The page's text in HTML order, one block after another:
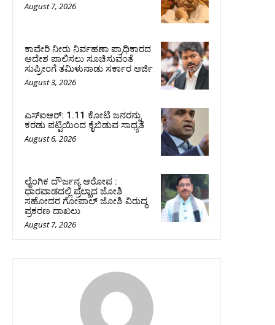
August 7, 2026
ಕಾವೇರಿ ನೀರು ನಿರ್ವಹಣಾ ಪ್ರಾಧಿಕಾರದ
ಆದೇಶ ಪಾಲಿಸಲು ಸೂಚಿಸುವಂತೆ
ಸುಪ್ರೀಂಗೆ ತಮಿಳುನಾಡು ಸರ್ಕಾರ ಅರ್ಜಿ
August 3, 2026
ಎಸ್‌ಐಆರ್‌: 1.11 ಕೋಟಿ ಜನರನ್ನು
ಕರಡು ಪಟ್ಟಿಯಿಂದ ಕೈಬಿಡುವ ಸಾಧ್ಯತೆ
August 6, 2026
ಲೈಂಗಿಕ ದೌರ್ಜನ್ಯ ಆರೋಪ :
ಧಾರವಾಡದಲ್ಲಿ ಪ್ರಲ್ಹಾದ ಜೋಶಿ
ಸಹೋದರ ಗೋಪಾಲ್ ಜೋಶಿ ವಿರುದ್ಧ
ಪ್ರಕರಣ ದಾಖಲು
August 7, 2026